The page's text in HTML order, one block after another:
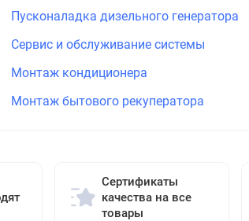
Пусконаладка дизельного генератора
Сервис и обслуживание системы
Монтаж кондиционера
Монтаж бытового рекуператора
Сертификаты
качества на все
товары